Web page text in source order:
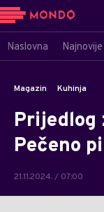
Naslovna Najnovije
Magazin Kuhinja
Prijedlog
Pečeno
21.11.2024. / 07:00